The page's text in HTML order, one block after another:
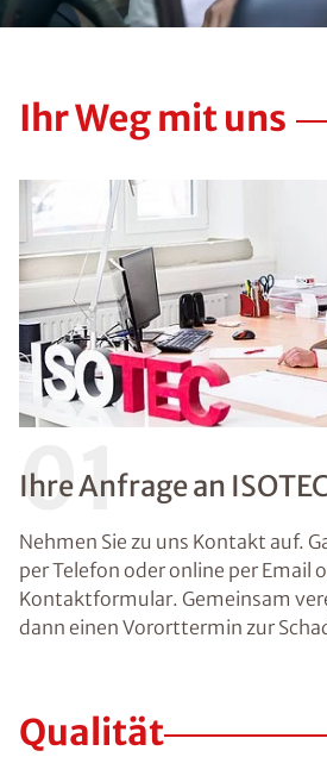
Ihr Weg mit uns
01
Ihre Anfrage an ISOTEC
Nehmen Sie zu uns Kontakt auf.
per Telefon oder online per Email
Kontaktformular. Gemeinsam
dann einen Vororttermin zur
Qualität